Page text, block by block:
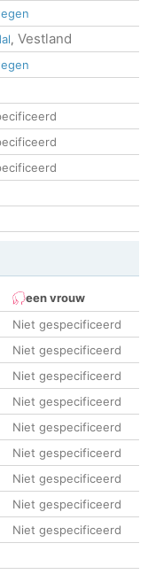
, Vestland
een vrouw
Niet gespecificeerd
Niet gespecificeerd
Niet gespecificeerd
Niet gespecificeerd
Niet gespecificeerd
Niet gespecificeerd
Niet gespecificeerd
Niet gespecificeerd
Niet gespecificeerd